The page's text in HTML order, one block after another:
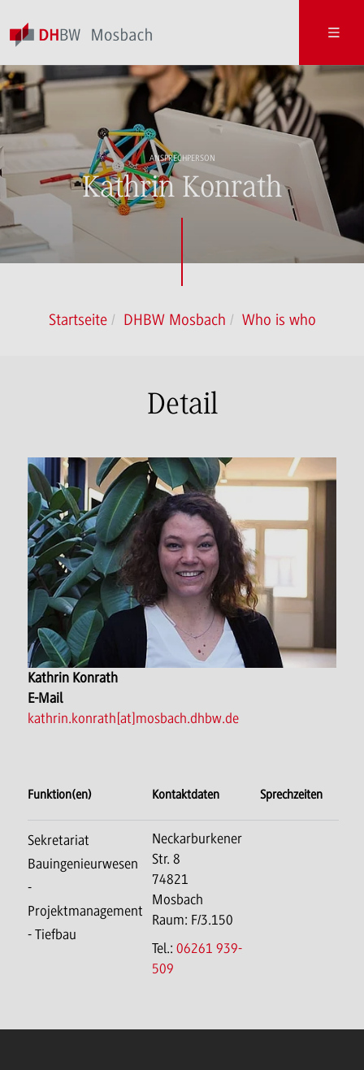
ANSPRECHPERSON
Kathrin Konrath
Startseite DHBW Mosbach Who is who
Detail
Kathrin Konrath
E-Mail
kathrin.konrath[at]mosbach.dhbw.de
Funktion(en) Kontaktdaten Sprechzeiten
Sekretariat
Bauingenieurwesen
-
Projektmanagement
- Tiefbau
Neckarburkener
Str. 8
74821
Mosbach
Raum: F/3.150
Tel.: 06261 939-
509